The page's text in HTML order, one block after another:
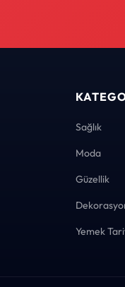
Sağlık
Moda
Güzellik
Yemek